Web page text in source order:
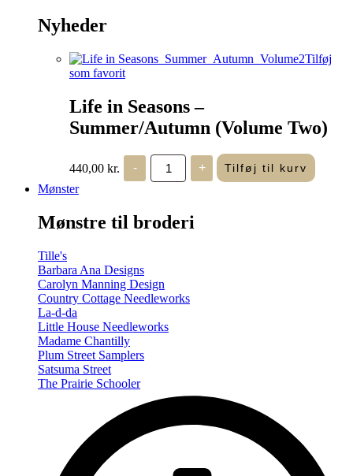
Nyheder
Tilføj
som favorit
Life in Seasons –
Summer/Autumn (Volume Two)
440,00 kr. -
Life
Seasons
(Volume
+ Tilføj til kurv
Mønster
Mønstre til broderi
Tille's
Barbara Ana Designs
Carolyn Manning Design
Country Cottage Needleworks
La-d-da
Little House Needleworks
Madame Chantilly
Plum Street Samplers
Satsuma Street
The Prairie Schooler